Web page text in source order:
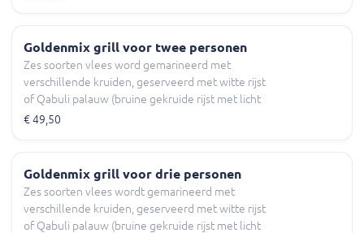
Goldenmix grill voor twee personen
Zes soorten vlees word gemarineerd met
verschillende kruiden, geserveerd met witte rijst
of Qabuli palauw (bruine gekruide rijst met licht
gebakken rozijnen, wortels en amandelschijfen)
€ 49,50
Goldenmix grill voor drie personen
Zes soorten vlees wordt gemarineerd met
verschillende kruiden, geserveerd met witte rijst
of Qabuli palauw (bruine gekruide rijst met licht